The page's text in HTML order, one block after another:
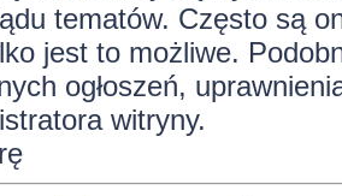
tematów. Często są
jest to możliwe.
ogłoszeń,
witryny.